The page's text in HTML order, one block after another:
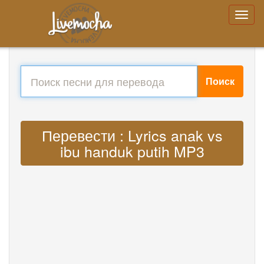
Поиск
Перевести : Lyrics anak vs
ibu handuk putih MP3